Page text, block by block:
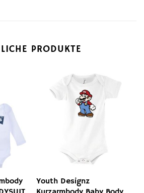
PRODUKTE
Youth Designz